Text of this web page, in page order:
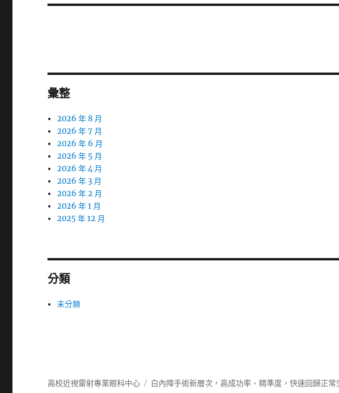
篇
彙整
2026 年 8 月
2026 年 7 月
2026 年 6 月
2026 年 5 月
2026 年 4 月
2026 年 3 月
2026 年 2 月
2026 年 1 月
2025 年 12 月
分類
未分類
高校近視雷射專業眼科中心 白內障手術新層次，高成功率、精準度，快速回歸正